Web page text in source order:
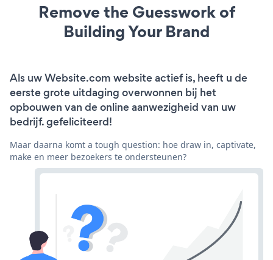
Remove the Guesswork of
Building Your Brand
Als uw Website.com website actief is, heeft u de
eerste grote uitdaging overwonnen bij het
opbouwen van de online aanwezigheid van uw
bedrijf. gefeliciteerd!
Maar daarna komt a tough question: hoe draw in, captivate,
make en meer bezoekers te ondersteunen?